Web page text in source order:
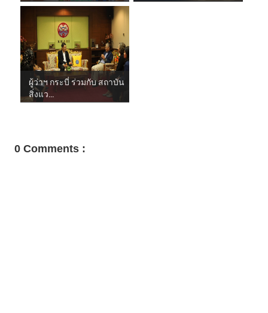
ผู้ว่าฯ กระบี่ ร่วมกับ สถาบัน
สิ่งแว...
0 Comments :